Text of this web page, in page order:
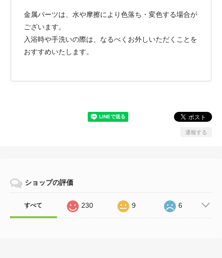
金属パーツは、水や摩擦により色落ち・変色する場合が
ございます。
入浴時や手洗いの際は、なるべくお外しいただくことを
おすすめいたします。
通報する
ショップの評価
すべて 230 9 6